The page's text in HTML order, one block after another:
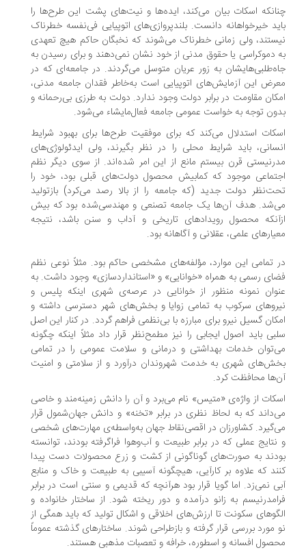
اسکات بیان می‌کند، ایده‌ها و نیت‌های پشت این طرح‌ها را
خیرخواهانه دانست. بلندپروازی‌های اتوپیایی فی‌نفسه خطرناک
ولی زمانی خطرناک می‌شوند که نخبگان حاکم هیچ تعهدی
دموکراسی یا حقوق مدنی از خود نشان نمی‌دهند و برای رسیدن به
به زور عریان متوسل می‌گردند. در جامعه‌ای که در
این آزمایش‌های اتوپیایی است به‌خاطر فقدان جامعه مدنی،
مقاومت در برابر دولت وجود ندارد. دولت به طرزی بی‌رحمانه و
توجه به خواست عمومی جامعه فعال‌مایشاء می‌شود.
استدلال می‌کند که برای موفقیت طرح‌ها برای بهبود شرایط
باید شرایط محلی را در نظر بگیرند، ولی ایدئولوژی‌های
قرن بیستم مانع از این امر شده‌اند. از سوی دیگر نظم
موجود که کمابیش محصول دولت‌های قبلی بود، خود را
دولت جدید (که جامعه را از بالا رصد می‌کرد) بازتولید
هدف آن‌ها یک جامعه تصنعی و مهندسی‌شده بود که بیش
محصول رویداد‌های تاریخی و آداب و سنن باشد، نتیجه
علمی، عقلانی و آگاهانه بود.
تمامی این موارد، مؤلفه‌های مشخصی حاکم بود. مثلاً نوعی نظم
رسمی به همراه «خوانایی» و «استانداردسازی» وجود داشت. به
نمونه منظور از خوانایی در عرصه‌ی شهری اینکه پلیس و
سرکوب به تمامی زوایا و بخش‌های شهر دسترسی داشته و
گسیل نیرو برای مبارزه با بی‌نظمی فراهم گردد. در کنار این اصل
باید اصول ایجابی را نیز مطمح‌نظر قرار داد مثلاً اینکه چگونه
خدمات بهداشتی و درمانی و سلامت عمومی را در تمامی
شهری به خدمت شهروندان درآورد و از سلامتی و امنیت
محافظت کرد.
از واژه‌ی «متیس» نام می‌برد و آن را دانش زمینه‌مند و خاصی
که به لحاظ نظری در برابر «تخنه» و دانش جهان‌شمول قرار
کشاورزان در اقصی‌نقاط جهان به‌واسطه‌ی مهارت‌های شخصی
عملی که در برابر طبیعت و آب‌و‌هوا فراگرفته بودند، توانسته
به صورت‌های گوناگونی از کشت و زرع محصولات دست پیدا
که علاوه بر کارآیی، هیچگونه آسیبی به طبیعت و خاک و منابع
نمی‌زد. اما گویا قرار بود هرآنچه که قدیمی و سنتی است در برابر
به زانو درآمده و دور ریخته شود. از ساختار خانواده و
سکونت تا ارزش‌های اخلاقی و اشکال تولید که باید همگی از
مورد بررسی قرار گرفته و بازطراحی شوند. ساختار‌های گذشته عموماً
افسانه و اسطوره، خرافه و تعصبات مذهبی هستند.